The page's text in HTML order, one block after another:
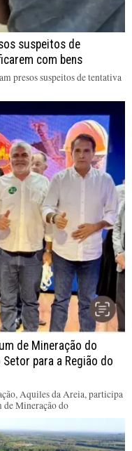
suspeitos de
com bens
presos suspeitos de tentativa
de Mineração do
para a Região do
Aquiles da Areia, participa
de Mineração do